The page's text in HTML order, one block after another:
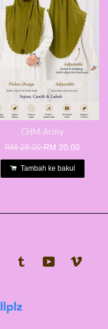
CHM Army
RM 29.00RM 20.00
Tambah ke bakul
InstagramTumblr YouTube